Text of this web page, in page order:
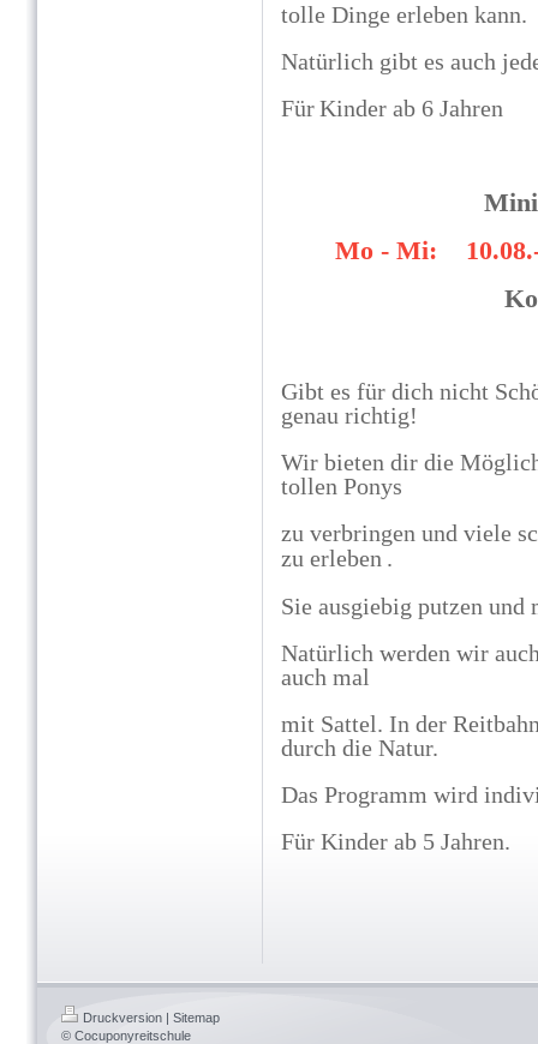
tolle Dinge erleben kann.
Natürlich gibt es auch
FürKinder ab 6 Jahren
Mo - Mi:
Gibt es für dich nicht
genau richtig!
Wir bieten dir die
tollen Ponys
zu verbringen und viele
zu erleben .
Sie ausgiebig putzen und
Natürlich werden wir
auch mal
mit Sattel. In der
durch die Natur.
Das Programm wird
Für Kinder ab 5 Jahren.
Druckversion | Sitemap
© Cocuponyreitschule